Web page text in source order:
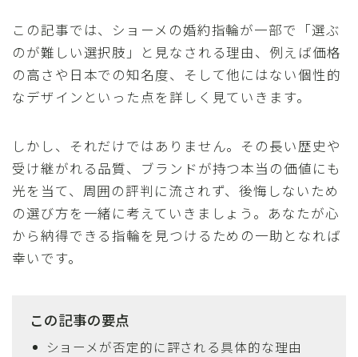
この記事では、ショーメの婚約指輪が一部で「選ぶ
のが難しい選択肢」と見なされる理由、例えば価格
の高さや日本での知名度、そして他にはない個性的
なデザインといった点を詳しく見ていきます。
しかし、それだけではありません。その長い歴史や
受け継がれる品質、ブランドが持つ本当の価値にも
光を当て、周囲の評判に流されず、後悔しないため
の選び方を一緒に考えていきましょう。あなたが心
から納得できる指輪を見つけるための一助となれば
幸いです。
この記事の要点
ショーメが否定的に評される具体的な理由